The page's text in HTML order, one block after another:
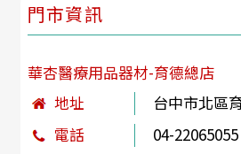
門市資訊
華杏醫療用品器材-育德總店
地址
台中市北區
電話
04-22065055